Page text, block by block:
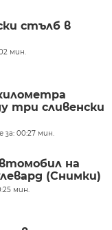
стълб в
мин.
три сливенски
за: 00:27 мин.
на
(Снимки)
мин.